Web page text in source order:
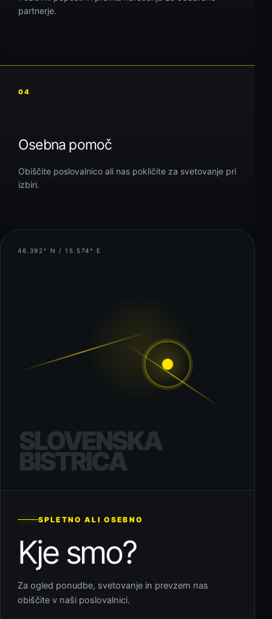
partnerje.
04
Osebna pomoč
Obiščite poslovalnico ali nas pokličite za svetovanje pri
izbiri.
46.392° N / 15.574° E
SLOVENSKA
BISTRICA
SPLETNO ALI OSEBNO
Kje smo?
Za ogled ponudbe, svetovanje in prevzem nas
obiščite v naši poslovalnici.